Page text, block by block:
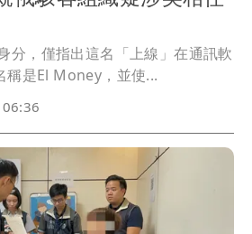
分，僅指出這名「上線」在通訊軟
稱是El Money，並使...